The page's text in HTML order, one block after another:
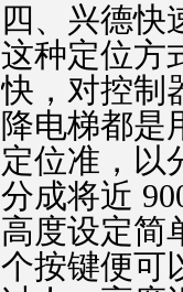
四、兴德快
这种定位方
快，对控制
降电梯都是
定位准，以
分成将近
高度设定简
个按键便可